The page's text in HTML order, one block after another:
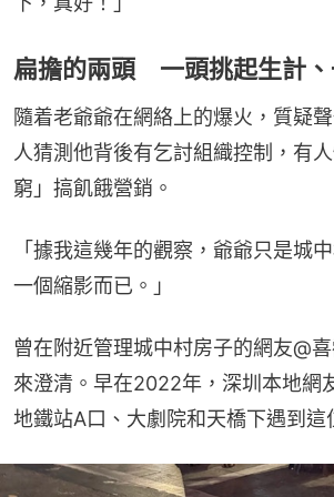
扁擔的兩頭 一頭挑起生計、
隨着老爺爺在網絡上的爆火，質疑
人猜測他背後有乞討組織控制，有
窮」搞飢餓營銷。
「據我這幾年的觀察，爺爺只是城
一個縮影而已。」
曾在附近管理城中村房子的網友@
來澄清。早在2022年，深圳本地網
地鐵站A口、大劇院和天橋下遇到這